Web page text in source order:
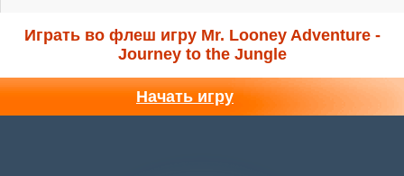
Играть во флеш игру Mr. Looney Adventure -
Journey to the Jungle
Начать игру